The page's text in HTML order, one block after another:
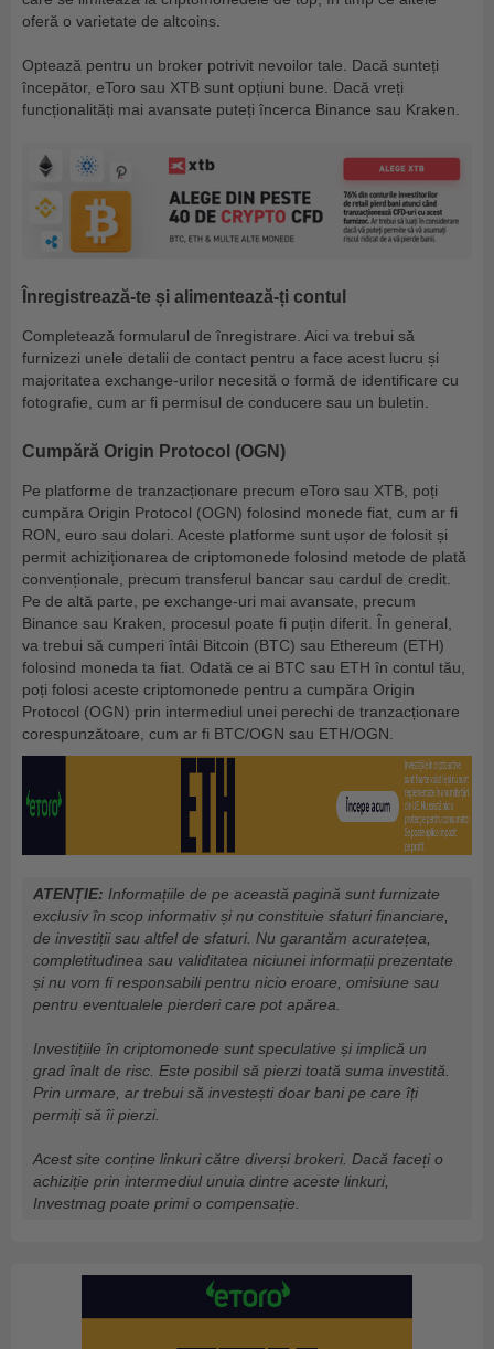
oferă o varietate de altcoins.
Optează pentru un broker potrivit nevoilor tale. Dacă sunteți
începător, eToro sau XTB sunt opțiuni bune. Dacă vreți
funcționalități mai avansate puteți încerca Binance sau Kraken.
Înregistrează-te și alimentează-ți contul
Completează formularul de înregistrare. Aici va trebui să
furnizezi unele detalii de contact pentru a face acest lucru și
majoritatea exchange-urilor necesită o formă de identificare cu
fotografie, cum ar fi permisul de conducere sau un buletin.
Cumpără Origin Protocol (OGN)
Pe platforme de tranzacționare precum eToro sau XTB, poți
cumpăra Origin Protocol (OGN) folosind monede fiat, cum ar fi
RON, euro sau dolari. Aceste platforme sunt ușor de folosit și
permit achiziționarea de criptomonede folosind metode de plată
convenționale, precum transferul bancar sau cardul de credit.
Pe de altă parte, pe exchange-uri mai avansate, precum
Binance sau Kraken, procesul poate fi puțin diferit. În general,
va trebui să cumperi întâi Bitcoin (BTC) sau Ethereum (ETH)
folosind moneda ta fiat. Odată ce ai BTC sau ETH în contul tău,
poți folosi aceste criptomonede pentru a cumpăra Origin
Protocol (OGN) prin intermediul unei perechi de tranzacționare
corespunzătoare, cum ar fi BTC/OGN sau ETH/OGN.
ATENȚIE: Informațiile de pe această pagină sunt furnizate
exclusiv în scop informativ și nu constituie sfaturi financiare,
de investiții sau altfel de sfaturi. Nu garantăm acuratețea,
completitudinea sau validitatea niciunei informații prezentate
și nu vom fi responsabili pentru nicio eroare, omisiune sau
pentru eventualele pierderi care pot apărea.
Investițiile în criptomonede sunt speculative și implică un
grad înalt de risc. Este posibil să pierzi toată suma investită.
Prin urmare, ar trebui să investești doar bani pe care îți
permiți să îi pierzi.
Acest site conține linkuri către diverși brokeri. Dacă faceți o
achiziție prin intermediul unuia dintre aceste linkuri,
Investmag poate primi o compensație.